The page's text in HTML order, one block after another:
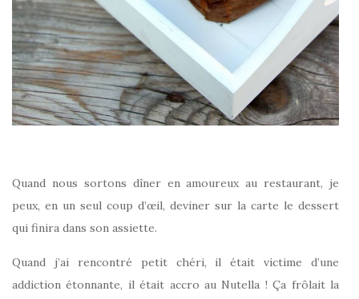
Quand nous sortons dîner en amoureux au restaurant, je
peux, en un seul coup d’œil, deviner sur la carte le dessert
qui finira dans son assiette.
Quand j’ai rencontré petit chéri, il était victime d’une
addiction étonnante, il était accro au Nutella ! Ça frôlait la